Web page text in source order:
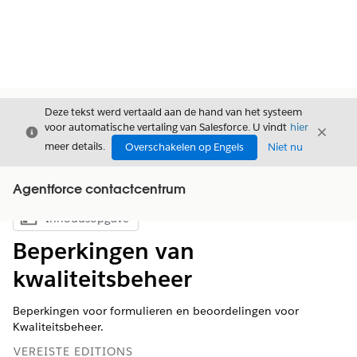
Sluiten
Deze tekst werd vertaald aan de hand van het systeem
voor automatische vertaling van Salesforce. U vindt hier
meer details.
Overschakelen op Engels Niet nu
Sluiten
Agentforce contactcentrum
Inhoudsopgave weergeven
Inhoudsopgave
Beperkingen van
kwaliteitsbeheer
Beperkingen voor formulieren en beoordelingen voor
Kwaliteitsbeheer.
VEREISTE EDITIONS